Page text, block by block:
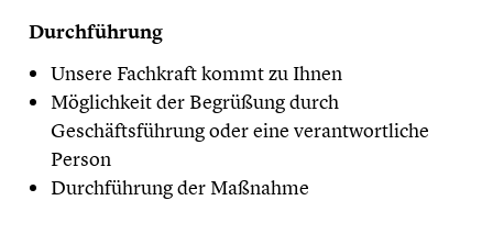
Durchführung
Unsere Fachkraft kommt zu Ihnen
Möglichkeit der Begrüßung durch
Geschäftsführung oder eine verantwortliche
Person
Durchführung der Maßnahme